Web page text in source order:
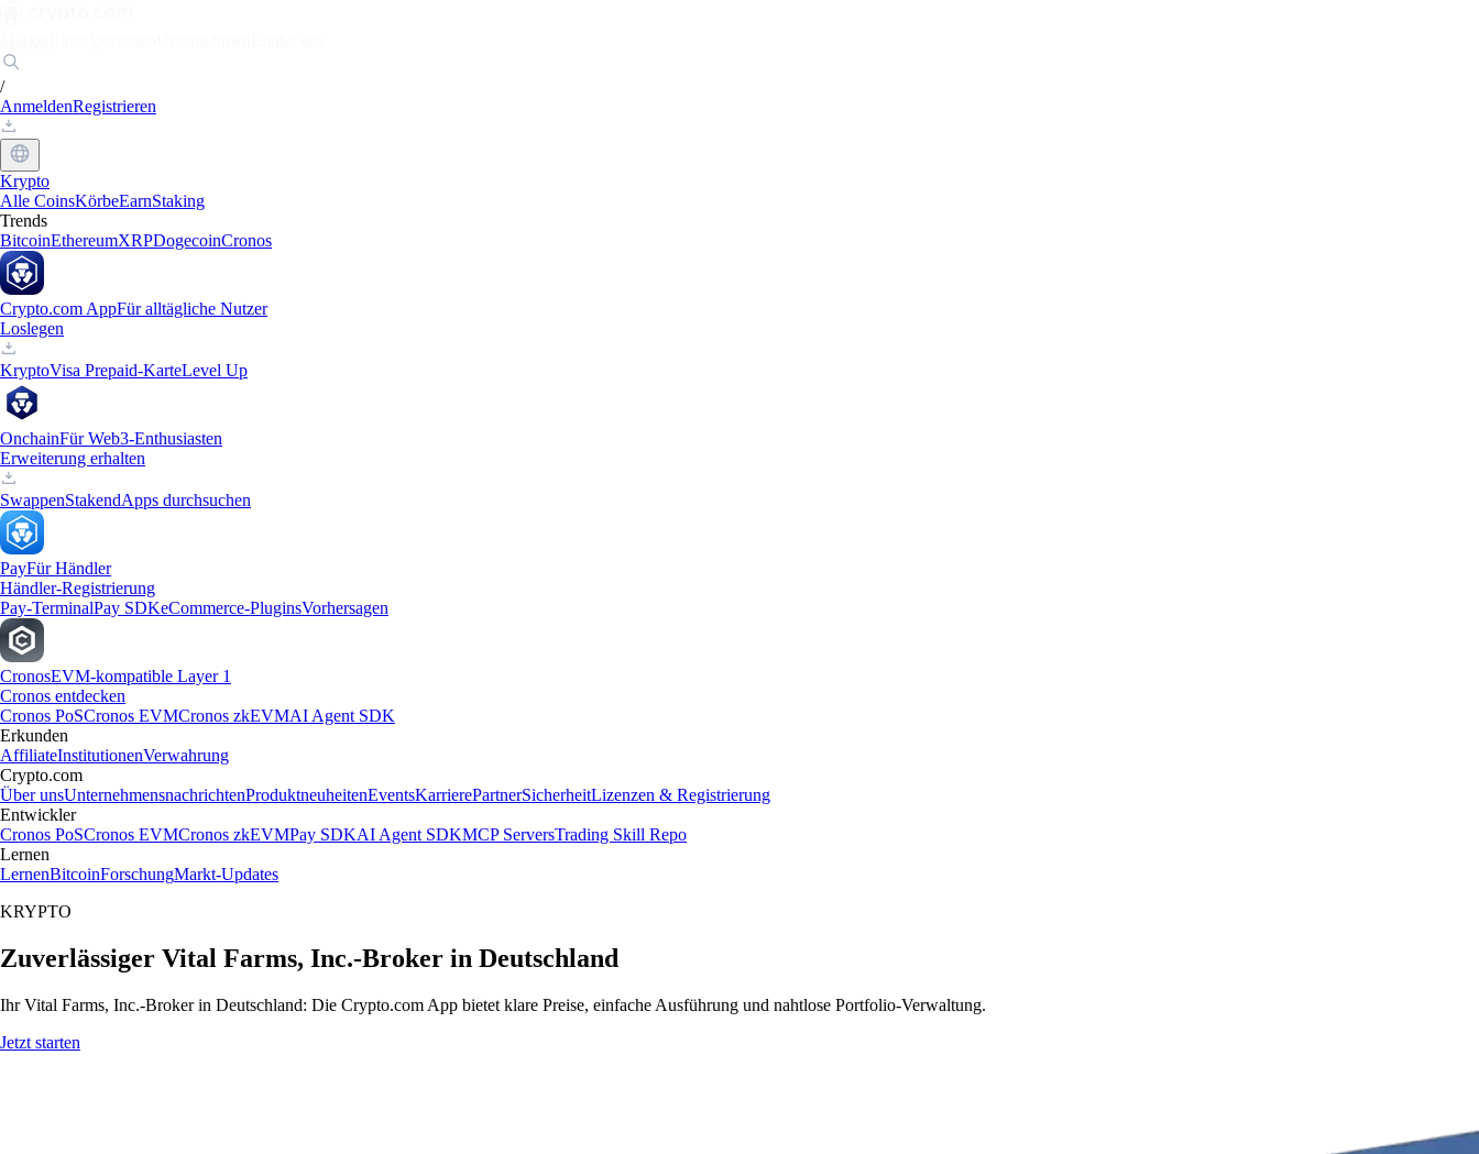
/
AnmeldenRegistrieren
Krypto
Alle CoinsKörbeEarnStaking
Trends
BitcoinEthereumXRPDogecoinCronos
Crypto.com AppFür alltägliche Nutzer
Loslegen
KryptoVisa Prepaid-KarteLevel Up
OnchainFür Web3-Enthusiasten
Erweiterung erhalten
SwappenStakendApps durchsuchen
PayFür Händler
Händler-Registrierung
Pay-TerminalPay SDKeCommerce-PluginsVorhersagen
CronosEVM-kompatible Layer 1
Cronos entdecken
Cronos PoSCronos EVMCronos zkEVMAI Agent SDK
Erkunden
AffiliateInstitutionenVerwahrung
Crypto.com
Über unsUnternehmensnachrichtenProduktneuheitenEventsKarrierePartnerSicherheitLizenzen & Registrierung
Entwickler
Cronos PoSCronos EVMCronos zkEVMPay SDKAI Agent SDKMCP ServersTrading Skill Repo
Lernen
LernenBitcoinForschungMarkt-Updates
KRYPTO
Zuverlässiger Vital Farms, Inc.-Broker in Deutschland
Ihr Vital Farms, Inc.-Broker in Deutschland: Die Crypto.com App bietet klare Preise, einfache Ausführung und nahtlose Portfolio-Verwaltung.
Jetzt starten